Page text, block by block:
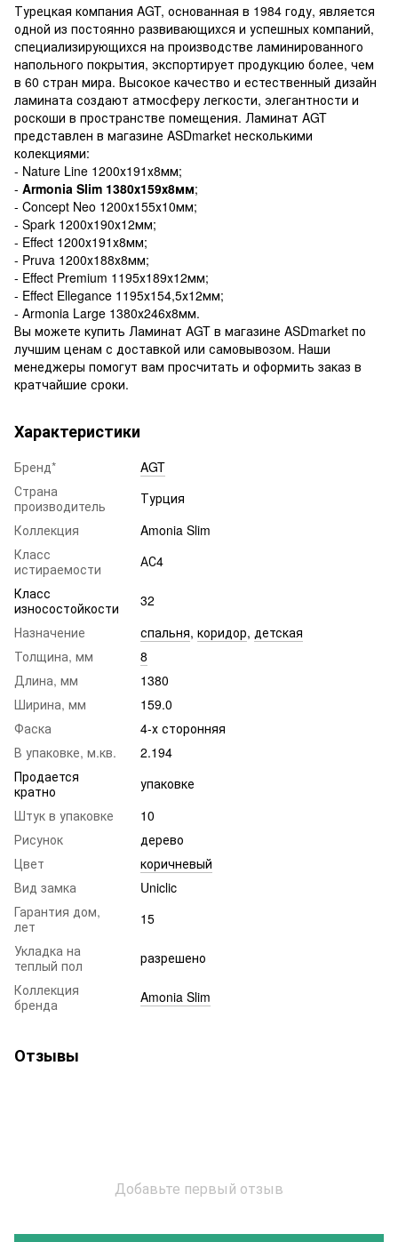
Турецкая компания AGT, основанная в 1984 году, является
одной из постоянно развивающихся и успешных компаний,
специализирующихся на производстве ламинированного
напольного покрытия, экспортирует продукцию более, чем
в 60 стран мира. Высокое качество и естественный дизайн
ламината создают атмосферу легкости, элегантности и
роскоши в пространстве помещения. Ламинат AGT
представлен в магазине ASDmarket несколькими
колекциями:
- Nature Line 1200х191х8мм;
- Armonia Slim 1380х159х8мм;
- Concept Neo 1200х155х10мм;
- Spark 1200х190х12мм;
- Effect 1200х191х8мм;
- Pruva 1200х188х8мм;
- Effect Premium 1195х189х12мм;
- Effect Ellegance 1195х154,5х12мм;
- Armonia Large 1380х246х8мм.
Вы можете купить Ламинат AGT в магазине ASDmarket по
лучшим ценам с доставкой или самовывозом. Наши
менеджеры помогут вам просчитать и оформить заказ в
кратчайшие сроки.
Характеристики
Бренд*
AGT
Страна
производитель
Турция
Коллекция
Amonia Slim
Класс
истираемости
АС4
Класс
износостойкости
32
Назначение
спальня, коридор, детская
Толщина, мм
8
Длина, мм
1380
Ширина, мм
159.0
Фаска
4-х сторонняя
В упаковке, м.кв.
2.194
Продается
кратно
упаковке
Штук в упаковке
10
Рисунок
дерево
Цвет
коричневый
Вид замка
Uniclic
Гарантия дом,
лет
15
Укладка на
теплый пол
разрешено
Коллекция
бренда
Amonia Slim
Отзывы
Добавьте первый отзыв